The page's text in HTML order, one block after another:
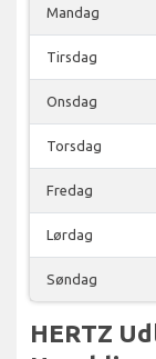
Mandag
Tirsdag
Onsdag
Torsdag
Fredag
Lørdag
Søndag
HERTZ